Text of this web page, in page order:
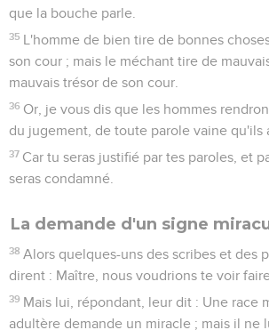
que la bouche parle.
35 L'homme de bien tire de bonnes
son cour ; mais le méchant tire de
mauvais trésor de son cour.
36 Or, je vous dis que les hommes
du jugement, de toute parole vaine qu'ils
37 Car tu seras justifié par tes paroles, et
seras condamné.
La demande d'un signe
38 Alors quelques-uns des scribes et des
dirent : Maître, nous voudrions te voir
39 Mais lui, répondant, leur dit : Une race
adultère demande un miracle ; mais il ne